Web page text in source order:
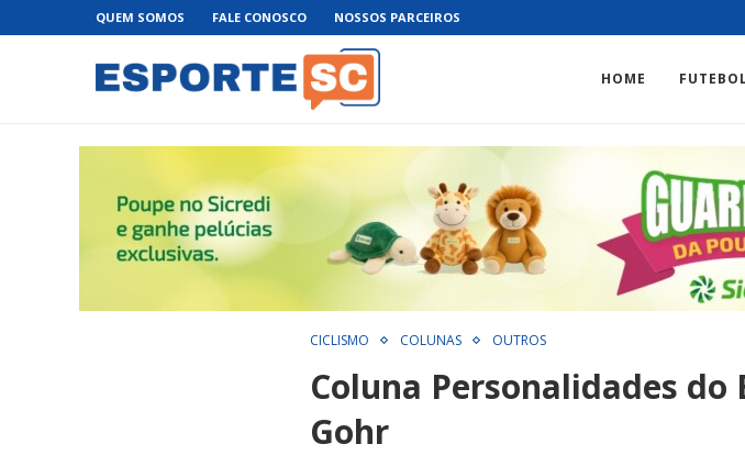
QUEM SOMOS FALE CONOSCO NOSSOS PARCEIROS
HOME
CICLISMO COLUNAS OUTROS
Coluna Personalidades do
Gohr